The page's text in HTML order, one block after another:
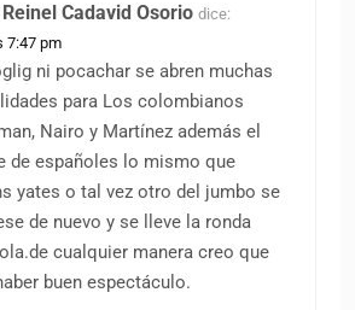
Cadavid Osorio dice:
7:47 pm
ni pocachar se abren muchas
para Los colombianos
Nairo y Martínez además el
de españoles lo mismo que
yates o tal vez otro del jumbo se
de nuevo y se lleve la ronda
cualquier manera creo que
buen espectáculo.